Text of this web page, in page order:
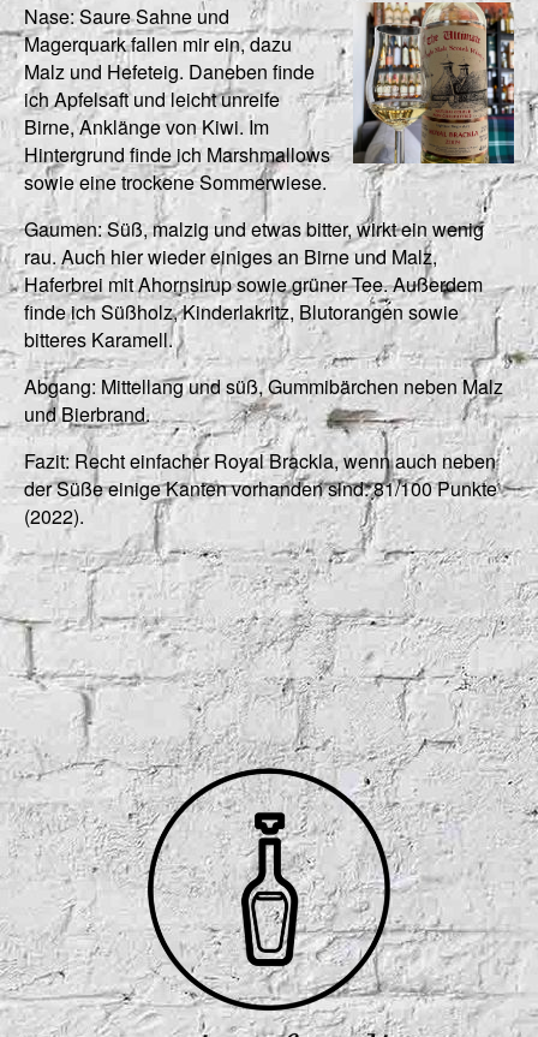
Nase: Saure Sahne und
Magerquark fallen mir ein, dazu
Malz und Hefeteig. Daneben finde
ich Apfelsaft und leicht unreife
Birne, Anklänge von Kiwi. Im
Hintergrund finde ich Marshmallows
sowie eine trockene Sommerwiese.
Gaumen: Süß, malzig und etwas bitter, wirkt ein wenig
rau. Auch hier wieder einiges an Birne und Malz,
Haferbrei mit Ahornsirup sowie grüner Tee. Außerdem
finde ich Süßholz, Kinderlakritz, Blutorangen sowie
bitteres Karamell.
Abgang: Mittellang und süß, Gummibärchen neben Malz
und Bierbrand.
Fazit: Recht einfacher Royal Brackla, wenn auch neben
der Süße einige Kanten vorhanden sind. 81/100 Punkte
(2022).